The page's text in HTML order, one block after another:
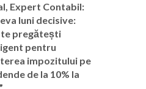
Expert Contabil:
luni decisive:
te pregătești
pentru
impozitului pe
de la 10% la